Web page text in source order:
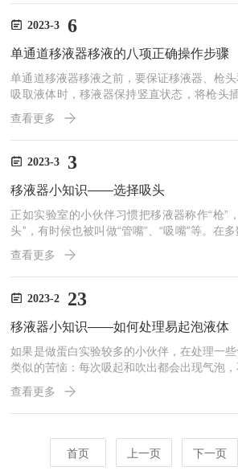
密度，液相密度、黏度，悬浮液浓度等。对
而言，需要考虑的是综合性，及物料的沉降
度等，一般高速不宜做低速，专用不宜做通
速...
2023-3 6
单通道移液器移液的八项正确操作步骤
单通道移液器移液之前，要保证移液器、枪头
吸取液体时，移液器保持竖直状态，将枪头
吸液之前，可以先吸放几次液体以润湿吸液
密度与水不同的液体时)。这时可以采取两种
液法。用大拇指将按钮按下至第1停点，然
接着将按钮按至第1停点排出液体，稍停片刻
高粘液体、生物活性液体、易起泡液体或极微
查看更多
2023-3 3
移液器小知识——选择吸头
正如实验室的小伙伴习惯把移液器称作“枪”
头”，有时候也被叫做“管嘴”、“吸嘴”等。在
器与通用型吸头可以默认是适配的，但我们
择正确的吸头，以使实验能够更加顺利顺畅地
要吸取的液面距离容器口较远，若将移液器
移液器与容器口发生接触，造成污染，此时则
或需要吸取微量上清时，需要选择下端细而尖
查看更多
2023-2 23
移液器小知识——如何处理易起泡液体
如果是做蛋白实验较多的小伙伴，在处理一
类似的苦恼：每次吸起和吹出都会出现气泡，
也不准。那么在这种情况下，因为每一次对
的气泡，我们就不可以随便进行润洗了。因此
+反向移液的操作，一方面减少对液面的扰
实验较多的小伙伴，在处理一些含蛋白溶液
每次吸起和吹出都会出现气泡，不仅观感糟
查看更多
首页 上一页 下一页